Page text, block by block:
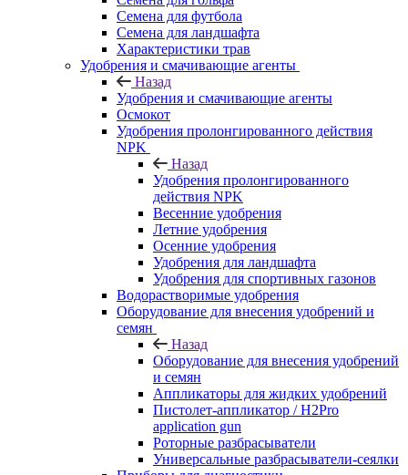
Семена для футбола
Семена для ландшафта
Характеристики трав
Удобрения и смачивающие агенты
Назад
Удобрения и смачивающие агенты
Осмокот
Удобрения пролонгированного действия
NPK
Назад
Удобрения пролонгированного
действия NPK
Весенние удобрения
Летние удобрения
Осенние удобрения
Удобрения для ландшафта
Удобрения для спортивных газонов
Водорастворимые удобрения
Оборудование для внесения удобрений и
семян
Назад
Оборудование для внесения удобрений
и семян
Аппликаторы для жидких удобрений
Пистолет-аппликатор / H2Pro
application gun
Роторные разбрасыватели
Универсальные разбрасыватели-сеялки